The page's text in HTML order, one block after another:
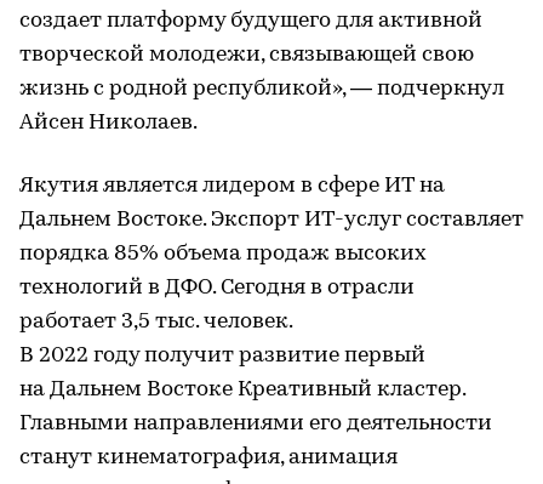
создает платформу будущего для активной
творческой молодежи, связывающей свою
жизнь с родной республикой», — подчеркнул
Айсен Николаев.
Якутия является лидером в сфере ИТ на
Дальнем Востоке. Экспорт ИТ-услуг составляет
порядка 85% объема продаж высоких
технологий в ДФО. Сегодня в отрасли
работает 3,5 тыс. человек.
В 2022 году получит развитие первый
на Дальнем Востоке Креативный кластер.
Главными направлениями его деятельности
станут кинематография, анимация